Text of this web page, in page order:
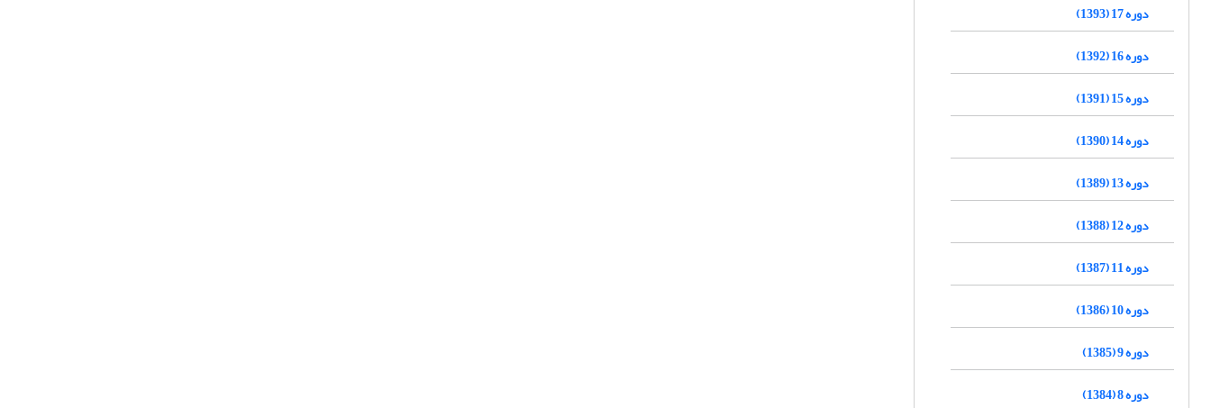
دوره 17 (1393)
دوره 16 (1392)
دوره 15 (1391)
دوره 14 (1390)
دوره 13 (1389)
دوره 12 (1388)
دوره 11 (1387)
دوره 10 (1386)
دوره 9 (1385)
دوره 8 (1384)